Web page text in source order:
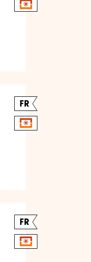
FR
FR